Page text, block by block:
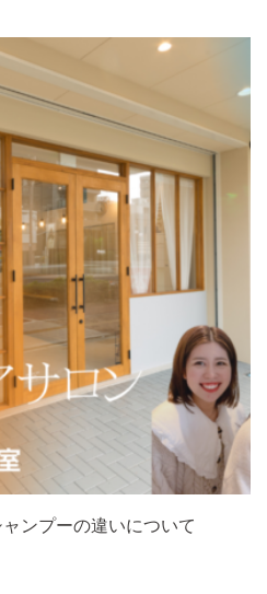
ンプーの違いについて